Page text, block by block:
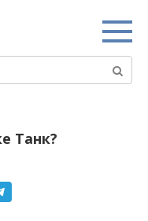
Танк?